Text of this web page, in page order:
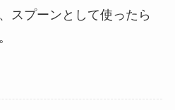
スプーンとして使ったら